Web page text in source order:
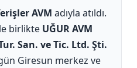
AVM adıyla atıldı.
birlikte UĞUR AVM
San. ve Tic. Ltd. Şti.
Giresun merkez ve